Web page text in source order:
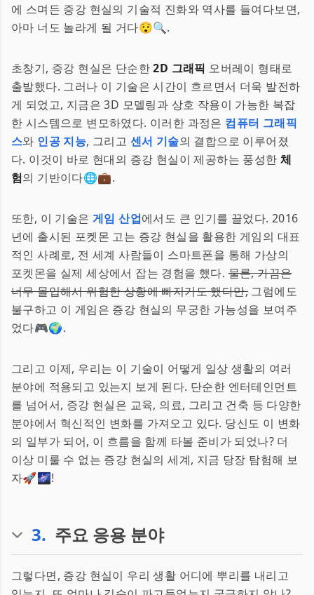
에 스며든 증강 현실의 기술적 진화와 역사를 들여다보면,
아마 너도 놀라게 될 거다😯🔍.
초창기, 증강 현실은 단순한2D 그래픽 오버레이 형태로
출발했다. 그러나 이 기술은 시간이 흐르면서 더욱 발전하
게 되었고, 지금은 3D 모델링과 상호 작용이 가능한 복잡
한 시스템으로 변모하였다. 이러한 과정은 컴퓨터 그래픽
스와 인공 지능, 그리고 센서 기술의 결합으로 이루어졌
다. 이것이 바로 현대의 증강 현실이 제공하는 풍성한 체
험의 기반이다🌐💼.
또한, 이 기술은게임 산업에서도 큰 인기를 끌었다. 2016
년에 출시된 포켓몬 고는 증강 현실을 활용한 게임의 대표
적인 사례로, 전 세계 사람들이 스마트폰을 통해 가상의
포켓몬을 실제 세상에서 잡는 경험을 했다.물론, 가끔은
너무 몰입해서 위험한 상황에 빠지기도 했다만, 그럼에도
불구하고 이 게임은 증강 현실의 무궁한 가능성을 보여주
었다🎮🌍.
그리고 이제, 우리는 이 기술이 어떻게 일상 생활의 여러
분야에 적용되고 있는지 보게 된다. 단순한 엔터테인먼트
를 넘어서, 증강 현실은 교육, 의료, 그리고 건축 등 다양한
분야에서 혁신적인 변화를 가져오고 있다. 당신도 이 변화
의 일부가 되어, 이 흐름을 함께 타볼 준비가 되었나? 더
이상 미룰 수 없는 증강 현실의 세계, 지금 당장 탐험해 보
자🚀🌌!
3. 주요 응용 분야
그렇다면, 증강 현실이 우리 생활 어디에 뿌리를 내리고